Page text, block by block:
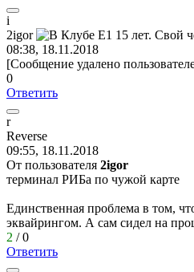
i
2igor
08:38, 18.11.2018
[Сообщение удалено
0
Ответить
r
Reverse
09:55, 18.11.2018
От пользователя 2igor
терминал РИБа по чужой карте
Единственная проблема в том,
эквайрингом. А сам сидел на
2 /0
Ответить